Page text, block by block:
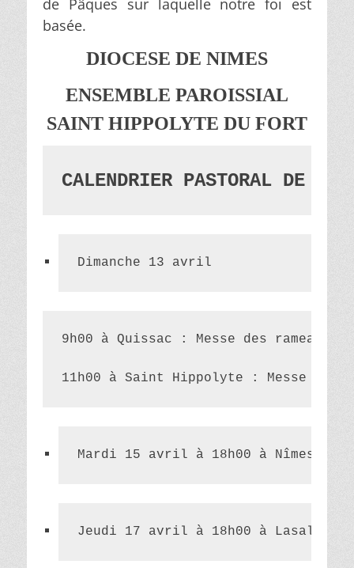
de Pâques sur laquelle notre foi est
basée.
DIOCESE DE NIMES
ENSEMBLE PAROISSIAL
SAINT HIPPOLYTE DU FORT
CALENDRIER PASTORAL DE LA
Dimanche 13 avril
9h00 à Quissac : Messe des rameaux
11h00 à Saint Hippolyte : Messe des
Mardi 15 avril à 18h00 à Nîmes/
Jeudi 17 avril à 18h00 à Lasalle :